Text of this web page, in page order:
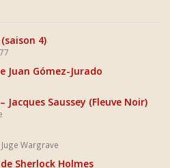
4)
Juan Gómez-Jurado
Saussey (Fleuve Noir)
Juge Wargrave
Sherlock Holmes